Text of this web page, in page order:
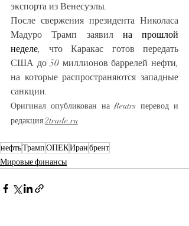
экспорта из Венесуэлы.
После свержения президента Николаса
Мадуро Трамп заявил на прошлой
неделе, что Каракас готов передать
США до 50 миллионов баррелей нефти,
на которые распространяются западные
санкции.
Оригинал опубликован на Reutrs перевод и
редакция 2trade.ru
нефтьТрампОПЕКИранбрент
Мировые финансы